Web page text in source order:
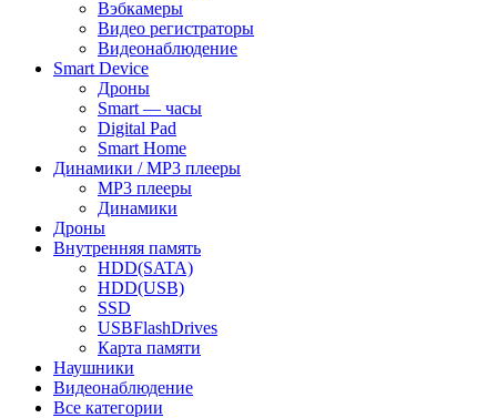
Вэбкамеры
Видео регистраторы
Видеонаблюдение
Smart Device
Дроны
Smart — часы
Digital Pad
Smart Home
Динамики / MP3 плееры
MP3 плееры
Динамики
Дроны
Внутренняя память
HDD(SATA)
HDD(USB)
SSD
USBFlashDrives
Карта памяти
Наушники
Видеонаблюдение
Все категории